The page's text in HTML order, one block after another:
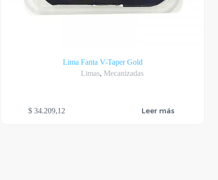
Lima Fanta V-Taper Gold
Limas, Mecanizadas
$ 34.209,12 Leer más